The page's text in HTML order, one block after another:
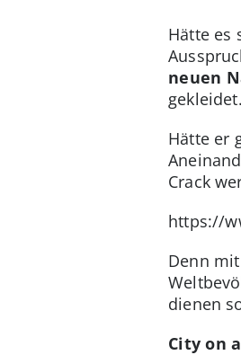
Hätte es
neuen
gekleidet.
Hätte er
Crack
https://
Denn
dienen
City on